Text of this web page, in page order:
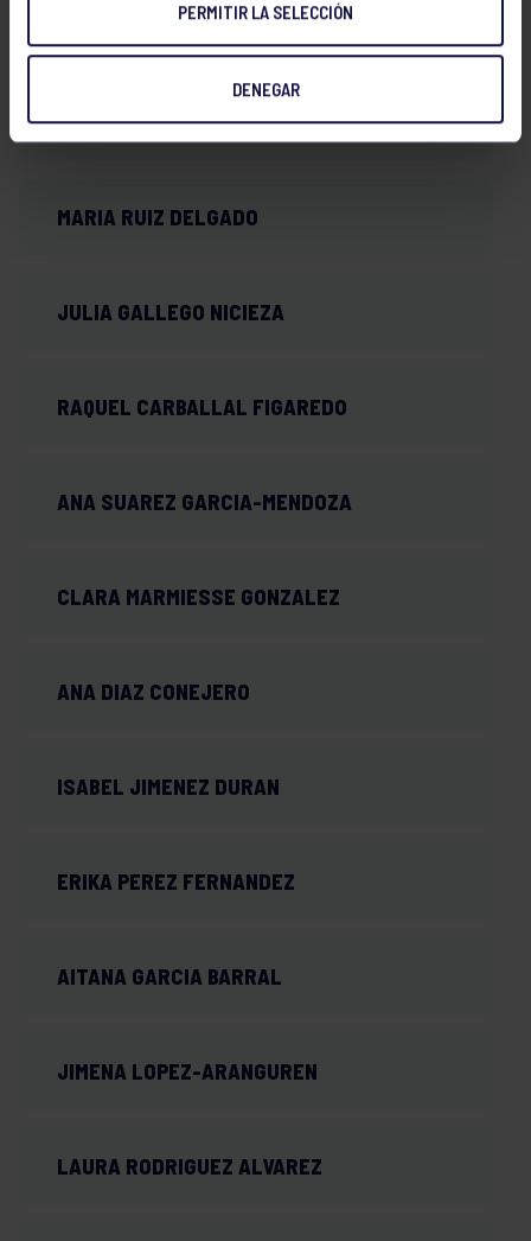
PERMITIR LA SELECCIÓN
DENEGAR
ELIA VALLESA GARCIA
CANDELA VEGA ASCASO
MARIA RUIZ DELGADO
JULIA GALLEGO NICIEZA
RAQUEL CARBALLAL FIGAREDO
ANA SUAREZ GARCIA-MENDOZA
CLARA MARMIESSE GONZALEZ
ANA DIAZ CONEJERO
ISABEL JIMENEZ DURAN
ERIKA PEREZ FERNANDEZ
AITANA GARCIA BARRAL
JIMENA LOPEZ-ARANGUREN
LAURA RODRIGUEZ ALVAREZ